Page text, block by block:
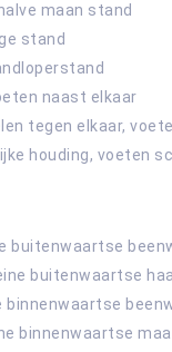
halve maan stand
stand
naast elkaar
tegen elkaar,
houding, voeten
buitenwaartse
buitenwaartse
binnenwaartse
binnenwaartse